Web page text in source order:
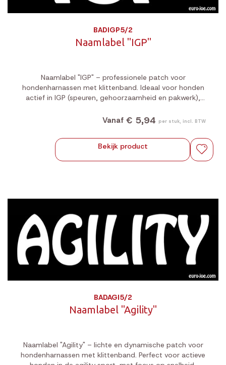
BADIGP5/2
Naamlabel "IGP"
Naamlabel "IGP" – professionele patch voor
hondenharnassen met klittenband. Ideaal voor honden
actief in IGP (speuren, gehoorzaamheid en pakwerk),
Vanaf € 5,94 per stuk, incl. BTW
Bekijk product
BADAGI5/2
Naamlabel "Agility"
Naamlabel "Agility" – lichte en dynamische patch voor
hondenharnassen met klittenband. Perfect voor actieve